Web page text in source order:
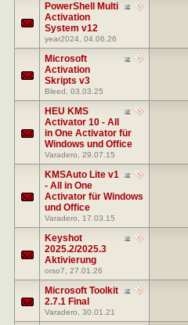
PowerShell Multi
Activation
System v12
year2024 , 04.06.26
Microsoft
Activation
Skripts v3
Bleed , 03.03.25
HEU KMS
Activator 10 - All
in One Activator für
Windows und Office
Varadero , 29.07.15
KMSAuto Lite v1
- All in One
Activator für Windows
und Office
Varadero , 17.03.15
Keyshot
2025.2/2025.3
Aktivierung
orso7 , 27.01.26
Microsoft Toolkit
2.7.1 Final
Varadero , 30.01.21